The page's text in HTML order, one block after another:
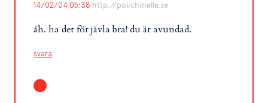
14/02/04 05:38 http://polichinelle.se
åh. ha det för jävla bra! du är avundad.
svara